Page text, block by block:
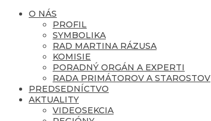
O NÁS
PROFIL
SYMBOLIKA
RAD MARTINA RÁZUSA
KOMISIE
PORADNÝ ORGÁN A EXPERTI
RADA PRIMÁTOROV A STAROSTOV
PREDSEDNÍCTVO
AKTUALITY
VIDEOSEKCIA